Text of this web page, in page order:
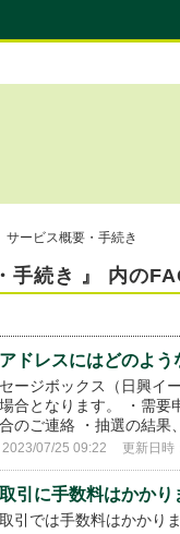
サービス概要・手続き
手続き 』 内の
ドレスにはどのよう
ージボックス（日興イ
合となります。 ・需
のご連絡 ・抽選の結果
07/25 09:22 更新日時
引に手数料はかかり
引では手数料はかかり